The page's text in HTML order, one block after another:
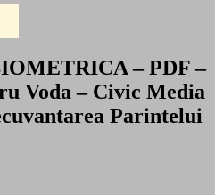
– PDF –
Voda – Civic Media
Parintelui